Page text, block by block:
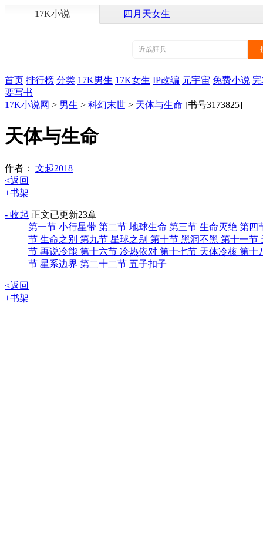
17K小说 四月天女生
首页 排行榜 分类 17K男生 17K女生 IP改编 元宇宙 免费小说
要写书
17K小说网 > 男生 > 科幻末世 > 天体与生命 [书号3173825]
天体与生命
作者： 文起2018
<返回
+书架
- 收起 正文已更新23章
第一节 小行星带 第二节 地球生命 第三节 生命灭绝 第四
节 生命之别 第九节 星球之别 第十节 黑洞不黑 第十一节
节 再说冷能 第十六节 冷热依对 第十七节 天体冷核 第十
节 星系边界 第二十二节 五子扣子
<返回
+书架